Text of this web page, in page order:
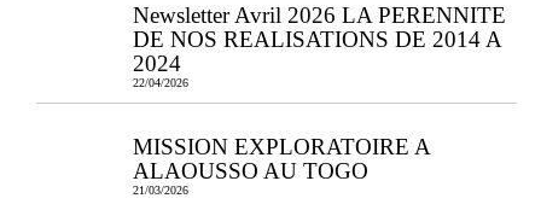
Newsletter Avril 2026 LA PERENNITE
DE NOS REALISATIONS DE 2014 A
2024
22/04/2026
MISSION EXPLORATOIRE A
ALAOUSSO AU TOGO
21/03/2026